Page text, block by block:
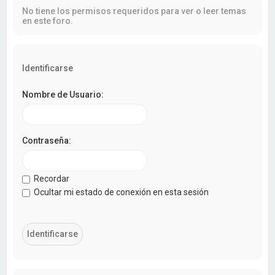
No tiene los permisos requeridos para ver o leer temas
en este foro.
Identificarse
Nombre de Usuario:
Contraseña:
Recordar
Ocultar mi estado de conexión en esta sesión